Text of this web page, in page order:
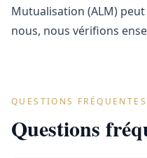
Mutualisation (ALM)
nous, nous vérifions
QUESTIONS FRÉQUENTES
Questions